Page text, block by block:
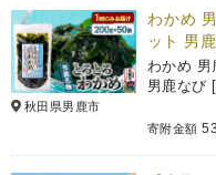
秋田県男鹿市
わかめ
ット 男
わかめ 男
男鹿なび
寄附金額